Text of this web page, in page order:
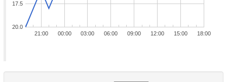
21:00 00:00 03:00 06:00 09:00 12:00 15:00 18:00
17.5
20.0